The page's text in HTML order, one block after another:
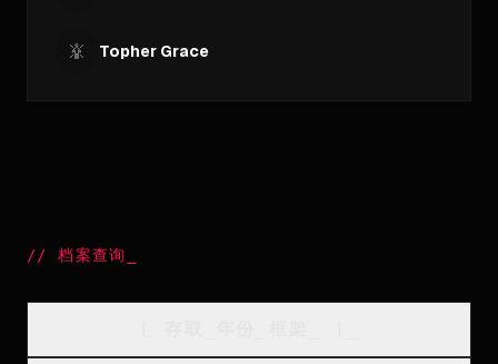
Topher Grace
//档案查询